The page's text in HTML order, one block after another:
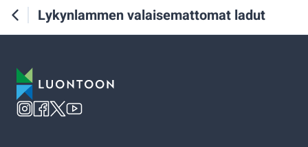
Lykynlammen valaisemattomat ladut